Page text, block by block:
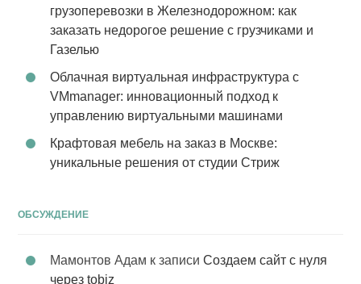
грузоперевозки в Железнодорожном: как
заказать недорогое решение с грузчиками и
Газелью
Облачная виртуальная инфраструктура с
VMmanager: инновационный подход к
управлению виртуальными машинами
Крафтовая мебель на заказ в Москве:
уникальные решения от студии Стриж
ОБСУЖДЕНИЕ
Мамонтов Адам к записиСоздаем сайт с нуля
через tobiz